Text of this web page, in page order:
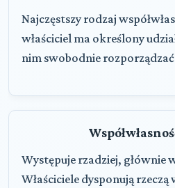
Najczęstszy rodzaj
właściciel ma określony
nim swobodnie
Występuje rzadziej, głównie
Właściciele dysponują rzeczą